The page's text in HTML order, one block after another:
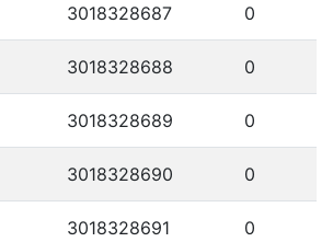
3018328687 0
3018328688 0
3018328689 0
3018328690 0
3018328691 0